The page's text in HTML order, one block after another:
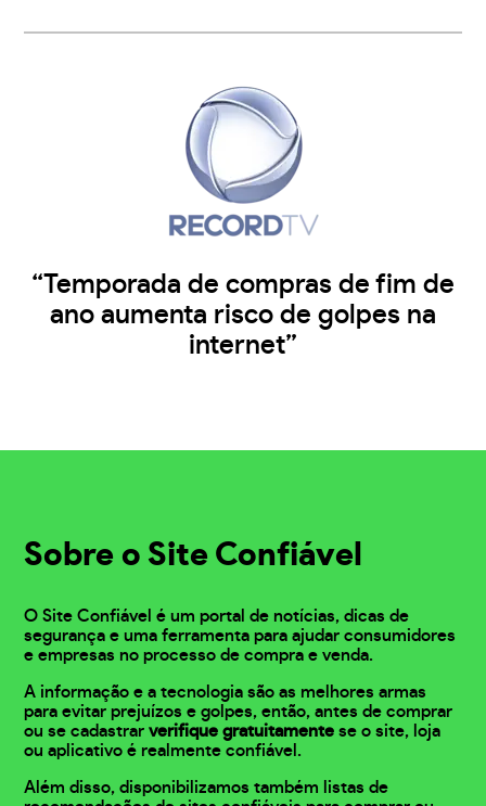
“Temporada de compras de fim de
ano aumenta risco de golpes na
internet”
Sobre o Site Confiável
O Site Confiável é um portal de notícias, dicas de
segurança e uma ferramenta para ajudar consumidores
e empresas no processo de compra e venda.
A informação e a tecnologia são as melhores armas
para evitar prejuízos e golpes, então, antes de comprar
ou se cadastrarverifique gratuitamente se o site, loja
ou aplicativo é realmente confiável.
Além disso, disponibilizamos também listas de